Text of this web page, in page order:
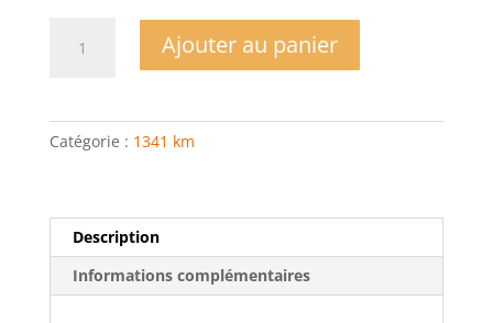
Royans
Ajouter au panier
Catégorie : 1341 km
Description
Informations complémentaires